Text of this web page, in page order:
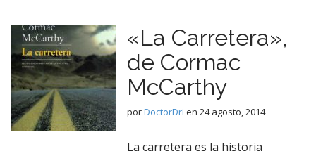
«La Carretera»,
de Cormac
McCarthy
porDoctorDri en 24 agosto, 2014
La carretera es la historia